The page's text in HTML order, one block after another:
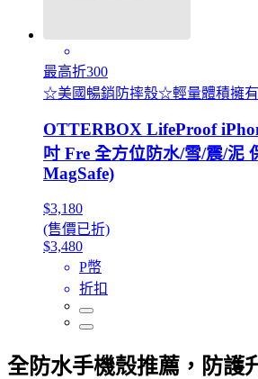
最高折300
☆美國暢銷防摔殼☆輕量體積擁
OTTERBOX LifeProof
吋 Fre 全方位防水/雪/震/泥
MagSafe)
$3,180
(售價已折)
$3,480
P幣
折扣
全防水手機殼推薦，防護